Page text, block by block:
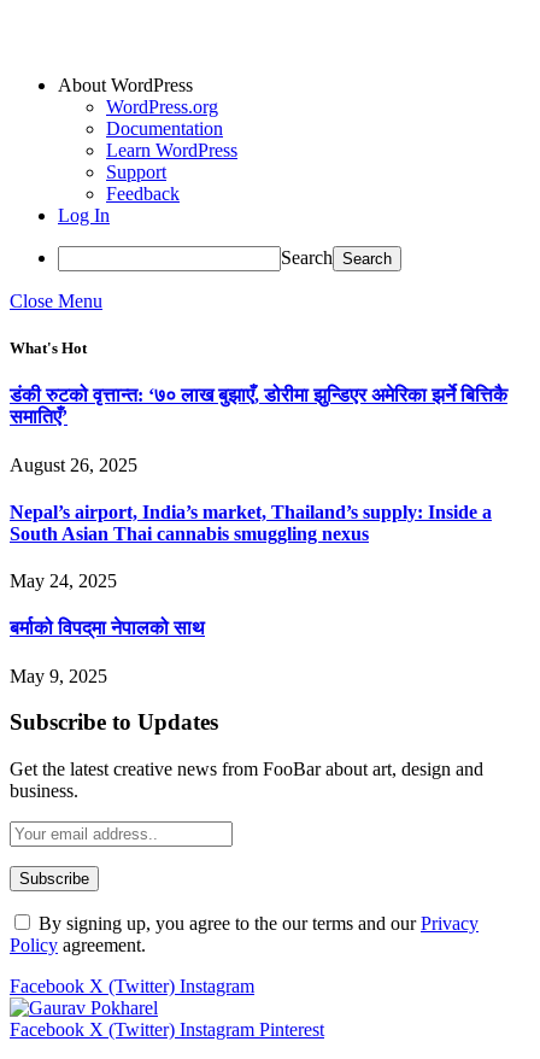
About WordPress
WordPress.org
Documentation
Learn WordPress
Support
Feedback
Log In
Search
Close Menu
What's Hot
डंकी रुटको वृत्तान्त: ‘७० लाख बुझाएँ, डोरीमा झुन्डिएर अमेरिका झर्ने बित्तिकै
समातिएँ’
August 26, 2025
Nepal’s airport, India’s market, Thailand’s supply: Inside a
South Asian Thai cannabis smuggling nexus
May 24, 2025
बर्माको विपद्‌मा नेपालको साथ
May 9, 2025
Subscribe to Updates
Get the latest creative news from FooBar about art, design and
business.
By signing up, you agree to the our terms and ourPrivacy
Policy agreement.
Facebook X (Twitter) Instagram
Facebook X (Twitter) Instagram Pinterest